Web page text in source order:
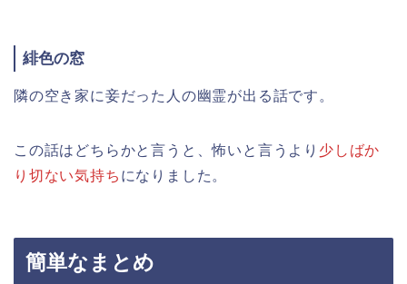
緋色の窓
隣の空き家に妾だった人の幽霊が出る話です。
この話はどちらかと言うと、怖いと言うより 少しばか
り切ない気持ち になりました。
簡単なまとめ